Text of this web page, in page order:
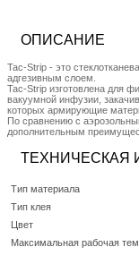
ОПИСАНИЕ
Tac-Strip - это
адгезивным слоем.
Tac-Strip изготовлена для
вакуумной инфузии,
которых армирующие
По сравнению с
дополнительным
ТЕХНИЧЕСКАЯ
Тип материала
Тип клея
Цвет
Максимальная рабочая